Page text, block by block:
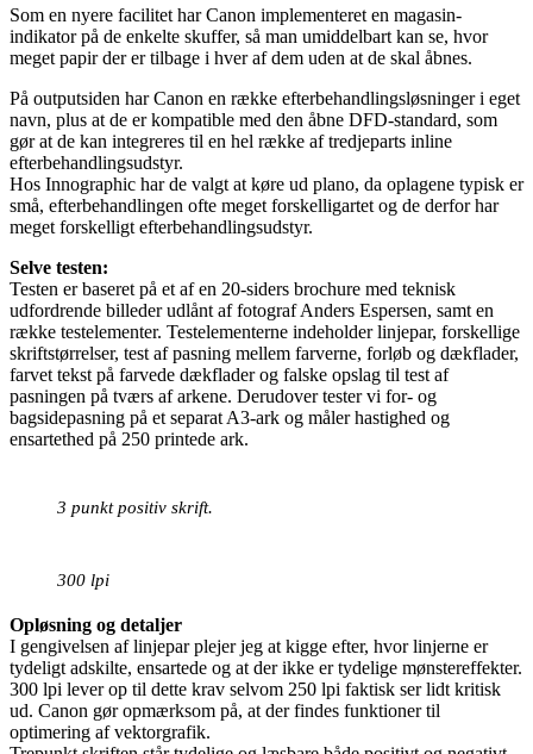
Som en nyere facilitet har Canon implementeret en magasin-
indikator på de enkelte skuffer, så man umiddelbart kan se, hvor
meget papir der er tilbage i hver af dem uden at de skal åbnes.
På outputsiden har Canon en række efterbehandlingsløsninger i eget
navn, plus at de er kompatible med den åbne DFD-standard, som
gør at de kan integreres til en hel række af tredjeparts inline
efterbehandlingsudstyr.
Hos Innographic har de valgt at køre ud plano, da oplagene typisk er
små, efterbehandlingen ofte meget forskelligartet og de derfor har
meget forskelligt efterbehandlingsudstyr.
Selve testen:
Testen er baseret på et af en 20-siders brochure med teknisk
udfordrende billeder udlånt af fotograf Anders Espersen, samt en
række testelementer. Testelementerne indeholder linjepar, forskellige
skriftstørrelser, test af pasning mellem farverne, forløb og dækflader,
farvet tekst på farvede dækflader og falske opslag til test af
pasningen på tværs af arkene. Derudover tester vi for- og
bagsidepasning på et separat A3-ark og måler hastighed og
ensartethed på 250 printede ark.
3 punkt positiv skrift.
300 lpi
Opløsning og detaljer
I gengivelsen af linjepar plejer jeg at kigge efter, hvor linjerne er
tydeligt adskilte, ensartede og at der ikke er tydelige mønstereffekter.
300 lpi lever op til dette krav selvom 250 lpi faktisk ser lidt kritisk
ud. Canon gør opmærksom på, at der findes funktioner til
optimering af vektorgrafik.